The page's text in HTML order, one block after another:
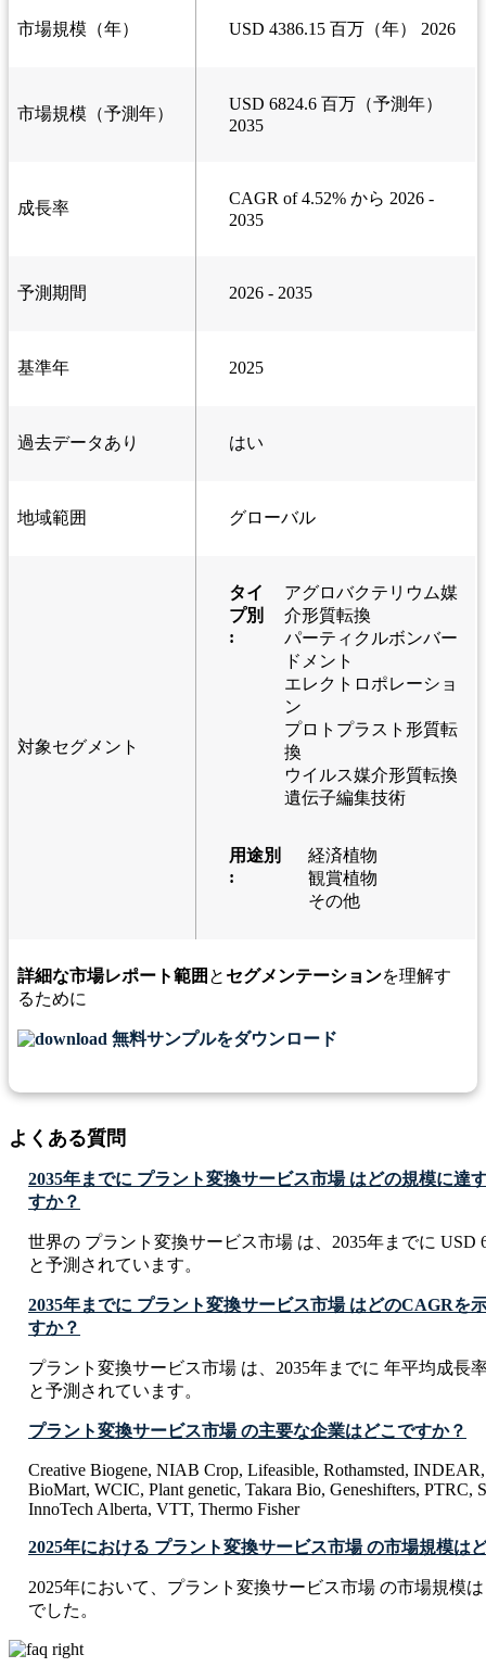
市場規模（年） USD 4386.15 百万（年） 2026
市場規模（予測年）
USD 6824.6 百万（予測年）
2035
成長率
CAGR of 4.52% から 2026 -
2035
予測期間 2026 - 2035
基準年 2025
過去データあり はい
地域範囲 グローバル
対象セグメント
タイ
プ別
:
アグロバクテリウム媒
介形質転換
パーティクルボンバー
ドメント
エレクトロポレーショ
ン
プロトプラスト形質転
換
ウイルス媒介形質転換
遺伝子編集技術
用途別
:
経済植物
観賞植物
その他
詳細な市場レポート範囲 と セグメンテーションを理解す
るために
無料サンプルをダウンロード
よくある質問
2035年までに プラント変換サービス市場 はどの規模に達
すか？
世界の プラント変換サービス市場 は、2035年までに USD
と予測されています。
2035年までに プラント変換サービス市場 はどのCAGRを
すか？
プラント変換サービス市場 は、2035年までに 年平均成長
と予測されています。
プラント変換サービス市場 の主要な企業はどこですか？
Creative Biogene, NIAB Crop, Lifeasible, Rothamsted,
BioMart, WCIC, Plant genetic, Takara Bio, Geneshifters, PTRC,
InnoTech Alberta, VTT, Thermo Fisher
2025年における プラント変換サービス市場 の市場規模は
2025年において、プラント変換サービス市場 の市場規模
でした。